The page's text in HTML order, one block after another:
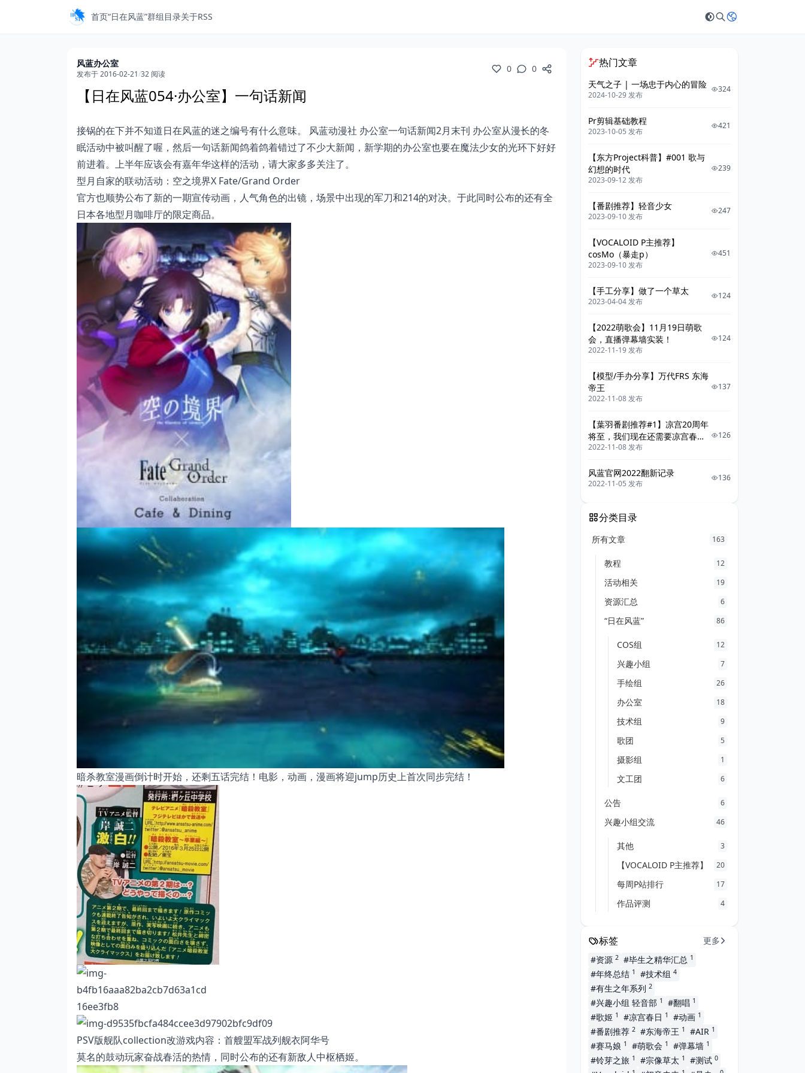
首页“日在风蓝”群组目录关于RSS
风蓝办公室
发布于 2016-02-21/32 阅读 0 0
【日在风蓝054·办公室】一句话新闻
接锅的在下并不知道日在风蓝的迷之编号有什么意味。 风蓝动漫社 办公室一句话新闻2月末刊 办公室从漫长的冬
眠活动中被叫醒了喔，然后一句话新闻鸽着鸽着错过了不少大新闻，新学期的办公室也要在魔法少女的光环下好好
前进着。上半年应该会有嘉年华这样的活动，请大家多多关注了。
型月自家的联动活动：空之境界X Fate/Grand Order
官方也顺势公布了新的一期宣传动画，人气角色的出镜，场景中出现的军刀和214的对决。于此同时公布的还有全
日本各地型月咖啡厅的限定商品。
暗杀教室漫画倒计时开始，还剩五话完结！电影，动画，漫画将迎jump历史上首次同步完结！
PSV版舰队collection改游戏内容：首艘盟军战列舰衣阿华号
莫名的鼓动玩家奋战春活的热情，同时公布的还有新敌人中枢栖姬。
热门文章
天气之子 | 一场忠于内心的冒险
2024-10-29 发布
324
Pr剪辑基础教程
2023-10-05 发布
421
【东方Project科普】#001 歌与
幻想的时代
2023-09-12 发布
239
【番剧推荐】轻音少女
2023-09-10 发布
247
【VOCALOID P主推荐】
cosMo（暴走p）
2023-09-10 发布
451
【手工分享】做了一个草太
2023-04-04 发布
124
【2022萌歌会】11月19日萌歌
会，直播弹幕墙实装！
2022-11-19 发布
124
【模型/手办分享】万代FRS 东海
帝王
2022-11-08 发布
137
【葉羽番剧推荐#1】凉宫20周年
将至，我们现在还需要凉宫春日
系列吗
2022-11-08 发布
126
风蓝官网2022翻新记录
2022-11-05 发布
136
分类目录
所有文章 163
教程 12
活动相关 19
资源汇总 6
“日在风蓝” 86
COS组 12
兴趣小组 7
手绘组 26
办公室 18
技术组 9
歌团 5
摄影组 1
文工团 6
公告 6
兴趣小组交流 46
其他 3
【VOCALOID P主推荐】 20
每周P站排行 17
作品评测 4
标签
更多
#资源 2 #毕生之精华汇总 1
#年终总结 1 #技术组 4
#有生之年系列 2
#兴趣小组 轻音部 1 #翻唱 1
#歌姬 1 #凉宫春日 1 #动画 1
#番剧推荐 2 #东海帝王 1 #AIR 1
#赛马娘 1 #萌歌会 1 #弹幕墙 1
#铃芽之旅 1 #宗像草太 1 #测试 0